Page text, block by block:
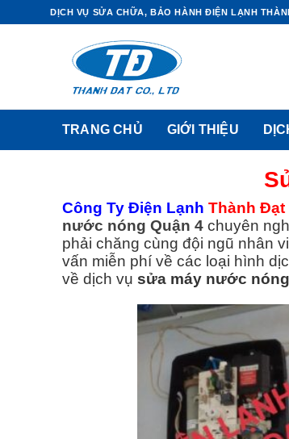
DỊCH VỤ SỬA CHỮA, BẢO HÀNH ĐIỆN LẠNH
TRANG CHỦ GIỚI THIỆU
Công Ty Điện Lạnh Thành Đạt
nước nóng Quận 4 chuyên
phải chăng cùng đội ngũ nhân
vấn miễn phí về các loại hình
về dịch vụ sửa máy nước
CÔNG ỐNG ĐỒNG MÁY LẠNH
Công Ống Đồng Máy Lạnh
Công Ống Đồng Máy Lạnh
DỊCH VỤ
Sửa Tủ
Sửa Tủ
Sửa Tủ
Sửa Tủ
Sửa Tủ